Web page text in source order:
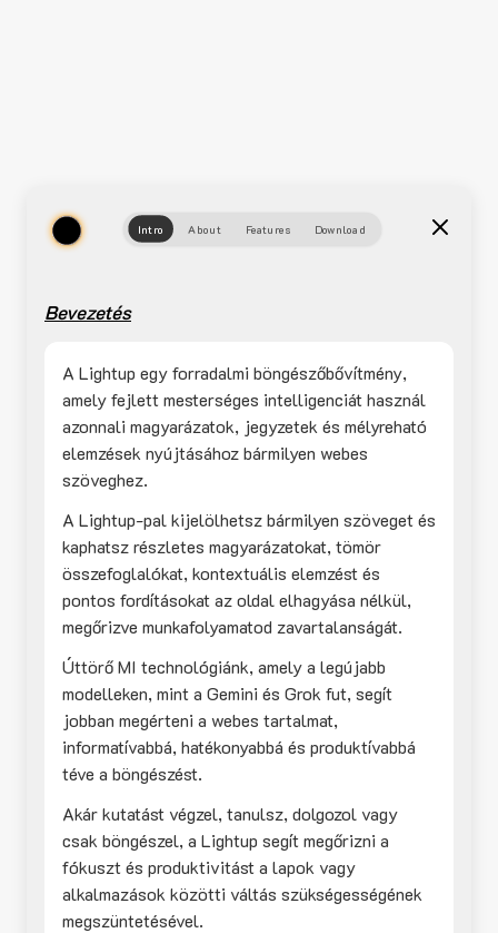
Intro About Features Download
Bevezetés
A Lightup egy forradalmi böngészőbővítmény,
amely fejlett mesterséges intelligenciát használ
azonnali magyarázatok, jegyzetek és mélyreható
elemzések nyújtásához bármilyen webes
szöveghez.
A Lightup-pal kijelölhetsz bármilyen szöveget és
kaphatsz részletes magyarázatokat, tömör
összefoglalókat, kontextuális elemzést és
pontos fordításokat az oldal elhagyása nélkül,
megőrizve munkafolyamatod zavartalanságát.
Úttörő MI technológiánk, amely a legújabb
modelleken, mint a Gemini és Grok fut, segít
jobban megérteni a webes tartalmat,
informatívabbá, hatékonyabbá és produktívabbá
téve a böngészést.
Akár kutatást végzel, tanulsz, dolgozol vagy
csak böngészel, a Lightup segít megőrizni a
fókuszt és produktivitást a lapok vagy
alkalmazások közötti váltás szükségességének
megszüntetésével.